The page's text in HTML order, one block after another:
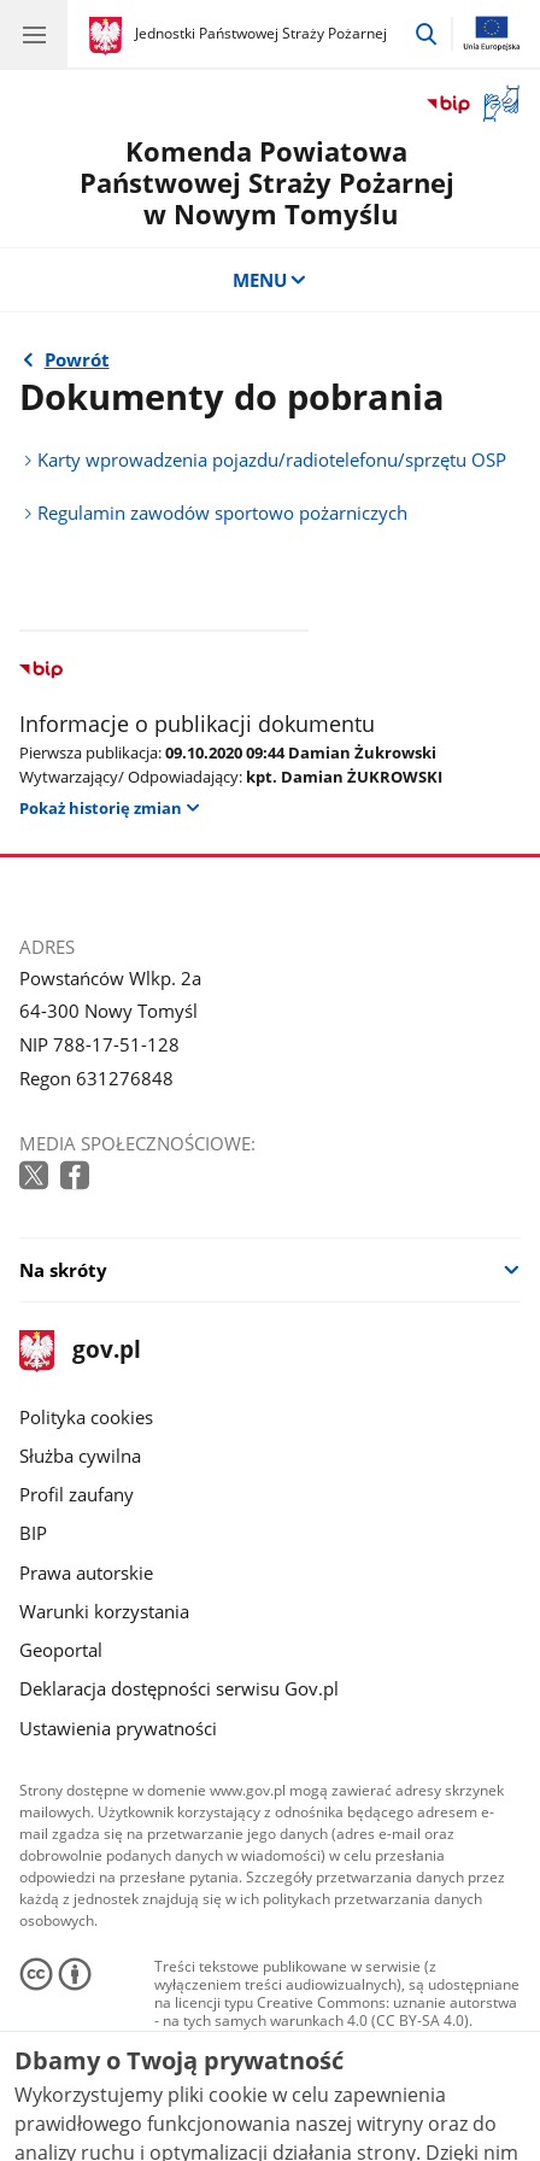
gov.pl
Jednostki Państwowej Straży Pożarnej
gov.pl
Jednostki
przejdź
okno
Komenda Powiatowa
Państwowej Straży Pożarnej
w Nowym Tomyślu
MENU
Powrót
Dokumenty do pobrania
Karty wprowadzenia pojazdu/radiotelefonu/sprzętu OSP
Regulamin zawodów sportowo pożarniczych
Informacje o publikacji dokumentu
Pierwsza publikacja:09.10.2020 09:44 Damian Żukrowski
Wytwarzający/ Odpowiadający: kpt. Damian ŻUKROWSKI
Pokaż historię zmian
stopka
ADRES
Powstańców Wlkp. 2a
64-300 Nowy Tomyśl
NIP 788-17-51-128
Regon 631276848
MEDIA SPOŁECZNOŚCIOWE:
Na skróty
stopka
gov.pl
Strona
gov.pl
gov.pl
Polityka cookies
Służba cywilna
Profil zaufany
BIP
Prawa autorskie
Warunki korzystania
Geoportal
Deklaracja dostępności serwisu Gov.pl
Ustawienia prywatności
Strony dostępne w domenie www.gov.pl mogą zawierać adresy skrzynek
mailowych. Użytkownik korzystający z odnośnika będącego adresem e-
mail zgadza się na przetwarzanie jego danych (adres e-mail oraz
dobrowolnie podanych danych w wiadomości) w celu przesłania
odpowiedzi na przesłane pytania. Szczegóły przetwarzania danych przez
każdą z jednostek znajdują się w ich politykach przetwarzania danych
osobowych.
Treści tekstowe publikowane w serwisie (z
wyłączeniem treści audiowizualnych), są udostępniane
na licencji typu Creative Commons: uznanie autorstwa
- na tych samych warunkach 4.0 (CC BY-SA 4.0).
Materiały audiowizualne, w tym zdjęcia, materiały
audio i wideo, są udostępniane na licencji typu
Creative Commons: uznanie autorstwa użycie
niekomercyjne - bez utworów zależnych 4.0 (CC BY-
NC-ND 4.0), o ile nie jest to stwierdzone inaczej.
Dbamy o Twoją prywatność
Wykorzystujemy pliki cookie w celu zapewnienia
prawidłowego funkcjonowania naszej witryny oraz do
analizy ruchu i optymalizacji działania strony. Dzięki nim